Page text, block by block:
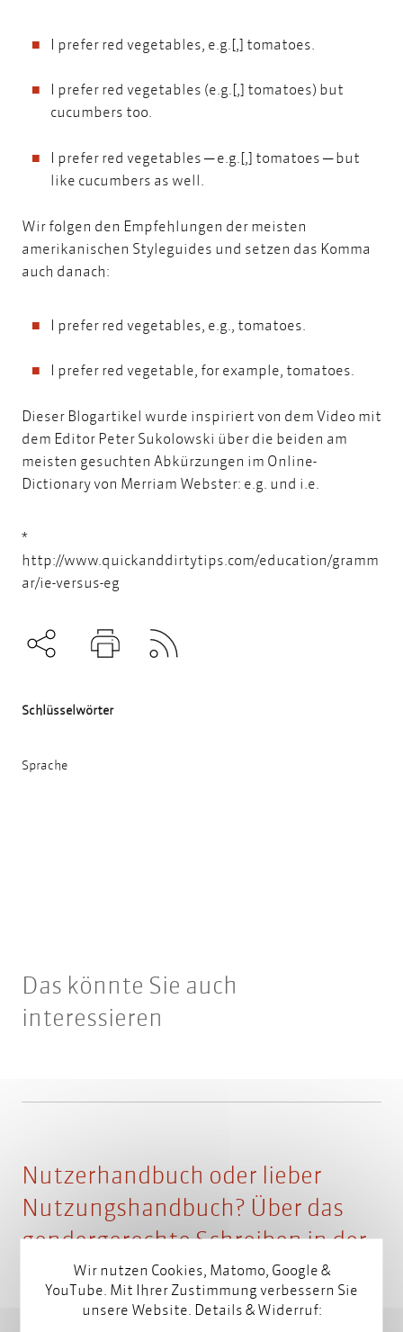
I prefer red vegetables, e.g.[,] tomatoes.
I prefer red vegetables (e.g.[,] tomatoes) but
cucumbers too.
I prefer red vegetables ─ e.g.[,] tomatoes ─ but
like cucumbers as well.
Wir folgen den Empfehlungen der meisten
amerikanischen Styleguides und setzen das Komma
auch danach:
I prefer red vegetables, e.g., tomatoes.
I prefer red vegetable, for example, tomatoes.
Dieser Blogartikel wurde inspiriert von demVideo mit
dem Editor Peter Sukolowski über die beiden am
meisten gesuchten Abkürzungen im Online-
Dictionary von Merriam Webster: e.g. und i.e.
*
http://www.quickanddirtytips.com/education/gramm
ar/ie-versus-eg
Schlüsselwörter
Sprache
Das könnte Sie auch
interessieren
Nutzerhandbuch oder lieber
Nutzungshandbuch? Über das
gendergerechte Schreiben in der
technischen Dokumentation
Wir nutzen Cookies, Matomo, Google &
YouTube. Mit Ihrer Zustimmung verbessern Sie
unsere Website. Details & Widerruf: